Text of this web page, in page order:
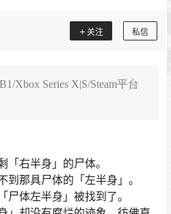
关注 私信
Xbox Series X|S/Steam平台
右半身」的尸体。
到那具尸体的「左半身」。
体左半身」被找到了。